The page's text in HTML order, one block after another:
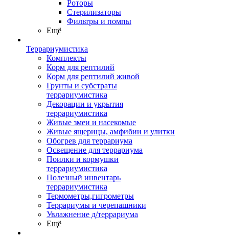
Роторы
Стерилизаторы
Фильтры и помпы
Ещё
Террариумистика
Комплекты
Корм для рептилий
Корм для рептилий живой
Грунты и субстраты
террариумистика
Декорации и укрытия
террариумистика
Живые змеи и насекомые
Живые ящерицы, амфибии и улитки
Обогрев для террариума
Освещение для террариума
Поилки и кормушки
террариумистика
Полезный инвентарь
террариумистика
Термометры,гигрометры
Террариумы и черепашники
Увлажнение д/террариума
Ещё